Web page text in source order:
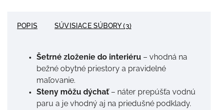
POPIS SÚVISIACE SÚBORY (3)
Šetrné zloženie do interiéru – vhodná na
bežné obytné priestory a pravidelné
maľovanie.
Steny môžu dýchať– náter prepúšťa vodnú
paru a je vhodný aj na priedušné podklady.